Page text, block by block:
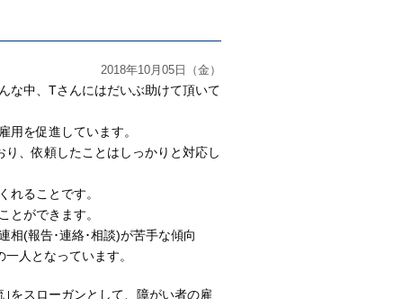
2018年10月05日（金）
な中、 Tさんにはだいぶ助けて頂いて
用を促進しています。
、依頼したことはしっかりと対応し
れることです。
とができます。
相(報告･連絡･相談)が苦手な傾向
人となっています。
をスローガンとして、障がい者の雇